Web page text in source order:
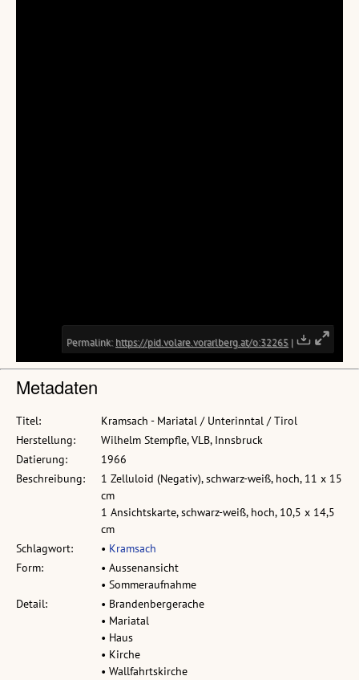
Metadaten
Titel:
Kramsach - Mariatal / Unterinntal / Tirol
Herstellung:
Wilhelm Stempfle, VLB, Innsbruck
Datierung:
1966
Beschreibung:
1 Zelluloid (Negativ), schwarz-weiß, hoch, 11 x 15
cm
1 Ansichtskarte, schwarz-weiß, hoch, 10,5 x 14,5
cm
Schlagwort:
• Kramsach
Form:
• Aussenansicht
• Sommeraufnahme
Detail:
• Brandenbergerache
• Mariatal
• Haus
• Kirche
• Wallfahrtskirche